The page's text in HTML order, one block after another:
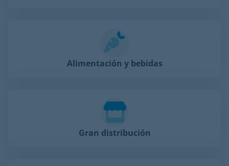
Alimentación y bebidas
Gran distribución